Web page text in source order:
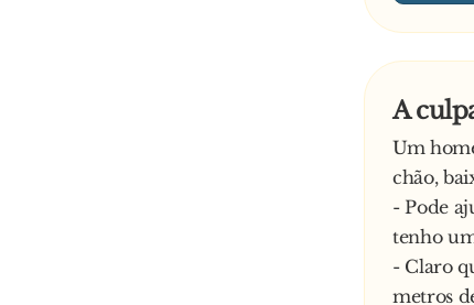
A
Um
chão,
- Pode
tenho
- Claro
metros